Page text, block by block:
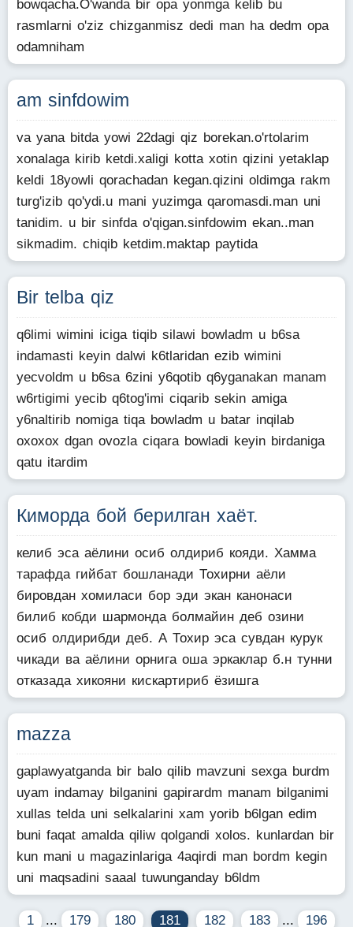
bowqacha.O'wanda bir opa yonmga kelib bu
rasmlarni o'ziz chizganmisz dedi man ha dedm opa
odamniham
am sinfdowim
va yana bitda yowi 22dagi qiz borekan.o'rtolarim
xonalaga kirib ketdi.xaligi kotta xotin qizini yetaklap
keldi 18yowli qorachadan kegan.qizini oldimga rakm
turg'izib qo'ydi.u mani yuzimga qaromasdi.man uni
tanidim. u bir sinfda o'qigan.sinfdowim ekan..man
sikmadim. chiqib ketdim.maktap paytida
Bir telba qiz
q6limi wimini iciga tiqib silawi bowladm u b6sa
indamasti keyin dalwi k6tlaridan ezib wimini
yecvoldm u b6sa 6zini y6qotib q6yganakan manam
w6rtigimi yecib q6tog'imi ciqarib sekin amiga
y6naltirib nomiga tiqa bowladm u batar inqilab
oxoxox dgan ovozla ciqara bowladi keyin birdaniga
qatu itardim
Киморда бой берилган хаёт.
келиб эса аёлини осиб олдириб кояди. Хамма
тарафда гийбат бошланади Тохирни аёли
бировдан хомиласи бор эди экан канонаси
билиб кобди шармонда болмайин деб озини
осиб олдирибди деб. А Тохир эса сувдан курук
чикади ва аёлини орнига оша эркаклар б.н тунни
отказада хикояни кискартириб ёзишга
mazza
gaplawyatganda bir balo qilib mavzuni sexga burdm
uyam indamay bilganini gapirardm manam bilganimi
xullas telda uni selkalarini xam yorib b6lgan edim
buni faqat amalda qiliw qolgandi xolos. kunlardan bir
kun mani u magazinlariga 4aqirdi man bordm kegin
uni maqsadini saaal tuwunganday b6ldm
1 ... 179 180 181 182 183 ... 196